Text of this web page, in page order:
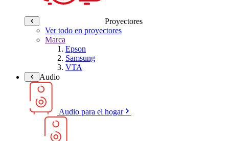
Proyectores
Ver todo en proyectores
Marca
Epson
Samsung
VTA
Audio
Audio para el hogar